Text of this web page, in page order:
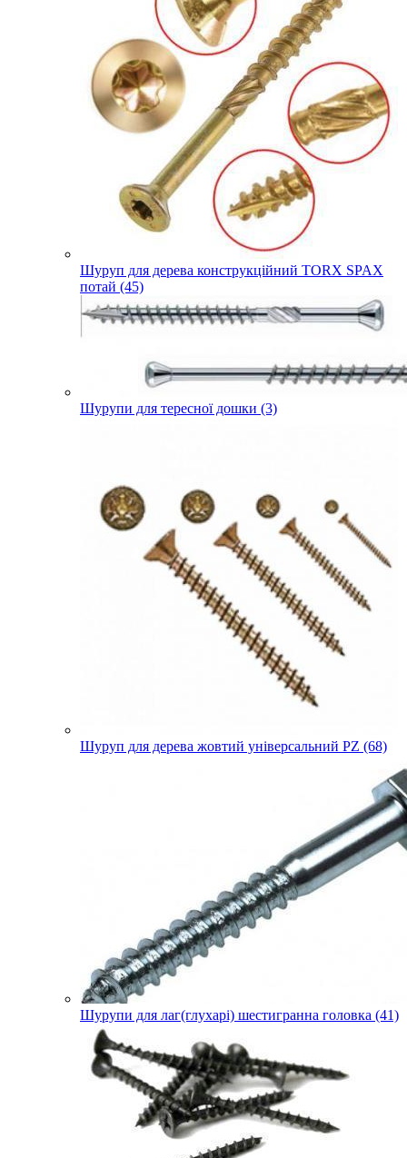
Шуруп для дерева конструкційний TORX SPAX
потай (45)
Шурупи для тересної дошки (3)
Шуруп для дерева жовтий універсальний PZ (68)
Шурупи для лаг(глухарі) шестигранна головка (41)